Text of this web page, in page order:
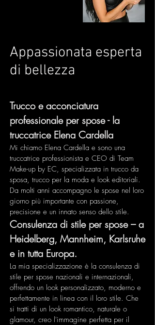
Appassionata esperta
di bellezza
Trucco e acconciatura
professionale per spose - la
truccatrice Elena Cardella
Mi chiamo Elena Cardella e sono una
truccatrice professionista e CEO di Team
Make-up by EC, specializzata in trucco da
sposa, trucco per la moda e look editoriali.
Da molti anni accompagno le spose nel loro
giorno più importante con passione,
precisione e un innato senso dello stile.
Consulenza di stile per spose – a
Heidelberg, Mannheim, Karlsruhe
e in tutta Europa.
La mia specializzazione è la consulenza di
stile per spose nazionali e internazionali,
offrendo un look personalizzato, moderno e
perfettamente in linea con il loro stile. Che
si tratti di un look romantico, naturale o
glamour, creo l'immagine perfetta per il